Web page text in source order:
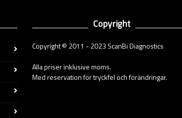
Copyright
Copyright © 2011 - 2023 ScanBi Diagnostics
Alla priser inklusive moms.
Med reservation för tryckfel och förändringar.